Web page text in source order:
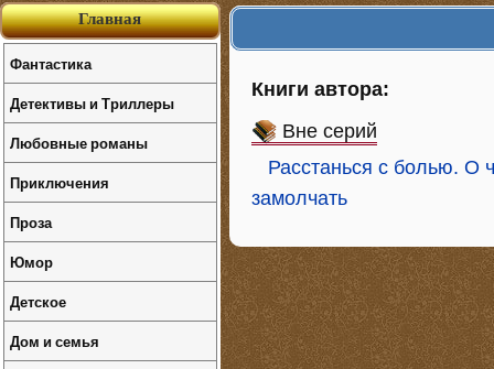
Книги автора:
Вне серий
Расстанься с болью. О
замолчать
Главная
Фантастика
Детективы и Триллеры
Любовные романы
Приключения
Проза
Юмор
Детское
Дом и семья